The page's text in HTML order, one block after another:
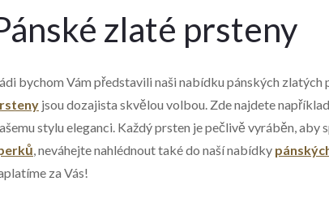
zlaté prsteny
bychom Vám představili naši nabídku pánských
jsou dozajista skvělou volbou. Zde najdete
stylu eleganci. Každý prsten je pečlivě vyráběn,
, neváhejte nahlédnout také do naší nabídky
za Vás!